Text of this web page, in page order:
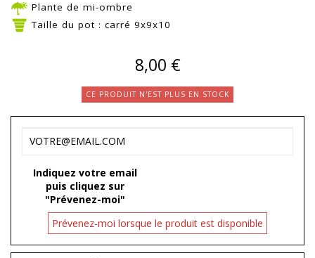
Plante de mi-ombre
Taille du pot : carré 9x9x10
8,00 €
CE PRODUIT N'EST PLUS EN STOCK
Indiquez votre email
puis cliquez sur
"Prévenez-moi"
Prévenez-moi lorsque le produit est disponible